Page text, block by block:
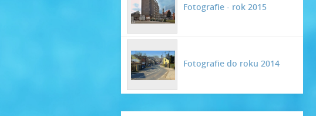
Fotografie - rok 2015
Fotografie do roku 2014